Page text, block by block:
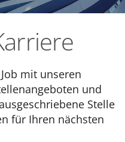
mit unseren
und
Stelle
für Ihren nächsten